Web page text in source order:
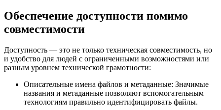
Обеспечение доступности помимо
совместимости
Доступность — это не только техническая совместимость, но
и удобство для людей с ограниченными возможностями или
разным уровнем технической грамотности:
Описательные имена файлов и метаданные: Значимые
названия и метаданные позволяют вспомогательным
технологиям правильно идентифицировать файлы.